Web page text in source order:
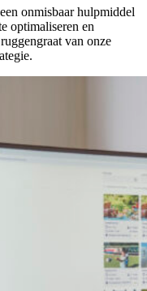
onmisbaar hulpmiddel
optimaliseren en
van onze